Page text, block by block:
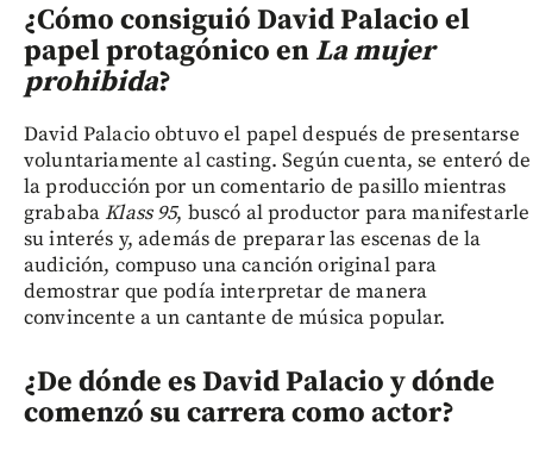
¿Cómo consiguió David Palacio el
papel protagónico en La mujer
prohibida?
David Palacio obtuvo el papel después de presentarse
voluntariamente al casting. Según cuenta, se enteró de
la producción por un comentario de pasillo mientras
grababaKlass 95, buscó al productor para manifestarle
su interés y, además de preparar las escenas de la
audición, compuso una canción original para
demostrar que podía interpretar de manera
convincente a un cantante de música popular.
¿De dónde es David Palacio y dónde
comenzó su carrera como actor?